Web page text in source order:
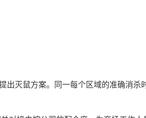
灭鼠方案。同一每个区域的准确消杀